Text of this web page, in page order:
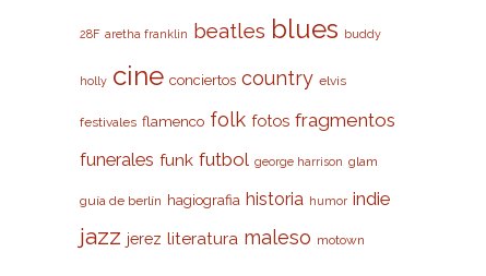
28F aretha franklin beatles blues buddy
holly cine conciertos country elvis
festivales flamenco folk fotos fragmentos
funerales funk futbol george harrison glam
guía de berlín hagiografia historia humor indie
jazz jerez literatura maleso motown